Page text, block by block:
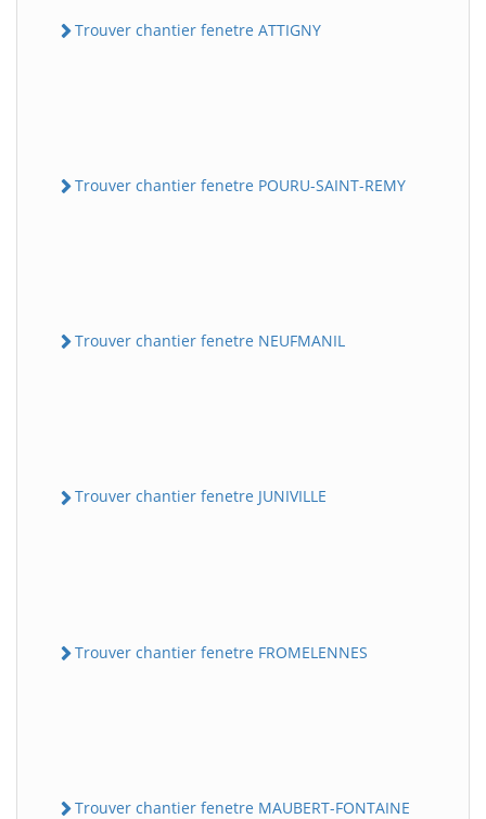
Trouver chantier fenetre ATTIGNY
Trouver chantier fenetre POURU-SAINT-REMY
Trouver chantier fenetre NEUFMANIL
Trouver chantier fenetre JUNIVILLE
Trouver chantier fenetre FROMELENNES
Trouver chantier fenetre MAUBERT-FONTAINE